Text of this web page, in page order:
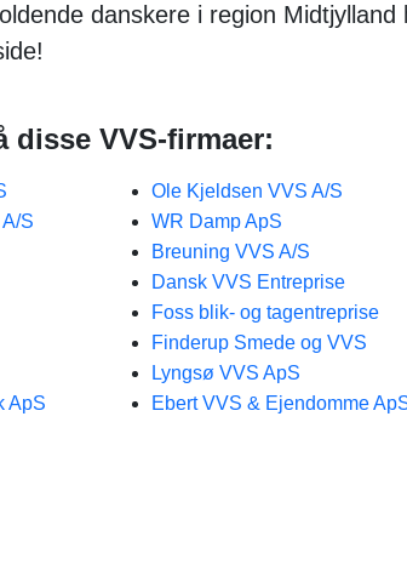
danskere i region
disse VVS-firmaer:
S
ApS
Ole Kjeldsen VVS A/S
WR Damp ApS
Breuning VVS A/S
Dansk VVS Entreprise
Foss blik- og tagentreprise
Finderup Smede og VVS
Lyngsø VVS ApS
Ebert VVS & Ejendomme